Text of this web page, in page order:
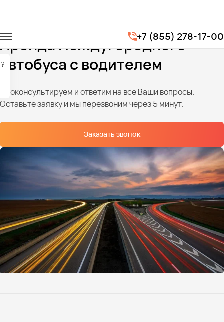
+7 (855) 278-17-00
?
Перевозки по межгороду
Аренда междугороднего
автобуса с водителем
Проконсультируем и ответим на все Ваши вопросы.
Оставьте заявку и мы перезвоним через 5 минут.
Заказать звонок